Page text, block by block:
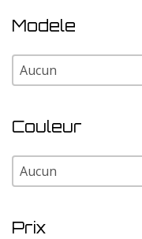
Modele
Modele
Modele
Couleur
Couleur
Couleur
Prix